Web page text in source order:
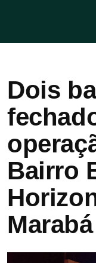
Dois
Bairro
Marabá